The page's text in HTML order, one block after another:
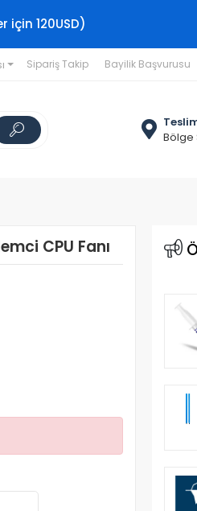
için 120USD)
Sipariş Takip Bayilik Başvurusu
Bölge
CPU Fanı